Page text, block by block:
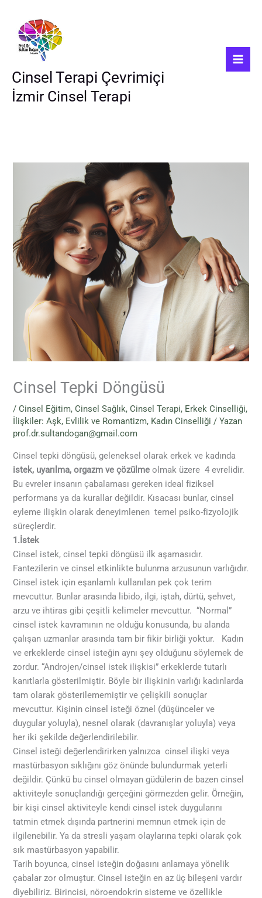
Cinsel Terapi Çevrimiçi
İzmir Cinsel Terapi
Cinsel Tepki Döngüsü
/Cinsel Eğitim,Cinsel Sağlık,Cinsel Terapi, Erkek Cinselliği,
İlişkiler: Aşk, Evlilik ve Romantizm, Kadın Cinselliği / Yazan
prof.dr.sultandogan@gmail.com
Cinsel tepki döngüsü, geleneksel olarak erkek ve kadında
istek, uyarılma, orgazm ve çözülme olmak üzere 4 evrelidir.
Bu evreler insanın çabalaması gereken ideal fiziksel
performans ya da kurallar değildir. Kısacası bunlar, cinsel
eyleme ilişkin olarak deneyimlenen temel psiko-fizyolojik
süreçlerdir.
1.İstek
Cinsel istek, cinsel tepki döngüsü ilk aşamasıdır.
Fantezilerin ve cinsel etkinlikte bulunma arzusunun varlığıdır.
Cinsel istek için eşanlamlı kullanılan pek çok terim
mevcuttur. Bunlar arasında libido, ilgi, iştah, dürtü, şehvet,
arzu ve ihtiras gibi çeşitli kelimeler mevcuttur. “Normal”
cinsel istek kavramının ne olduğu konusunda, bu alanda
çalışan uzmanlar arasında tam bir fikir birliği yoktur. Kadın
ve erkeklerde cinsel isteğin aynı şey olduğunu söylemek de
zordur. “Androjen/cinsel istek ilişkisi” erkeklerde tutarlı
kanıtlarla gösterilmiştir. Böyle bir ilişkinin varlığı kadınlarda
tam olarak gösterilememiştir ve çelişkili sonuçlar
mevcuttur. Kişinin cinsel isteği öznel (düşünceler ve
duygular yoluyla), nesnel olarak (davranışlar yoluyla) veya
her iki şekilde değerlendirilebilir.
Cinsel isteği değerlendirirken yalnızca cinsel ilişki veya
mastürbasyon sıklığını göz önünde bulundurmak yeterli
değildir. Çünkü bu cinsel olmayan güdülerin de bazen cinsel
aktiviteyle sonuçlandığı gerçeğini görmezden gelir. Örneğin,
bir kişi cinsel aktiviteyle kendi cinsel istek duygularını
tatmin etmek dışında partnerini memnun etmek için de
ilgilenebilir. Ya da stresli yaşam olaylarına tepki olarak çok
sık mastürbasyon yapabilir.
Tarih boyunca, cinsel isteğin doğasını anlamaya yönelik
çabalar zor olmuştur. Cinsel isteğin en az üç bileşeni vardır
diyebiliriz. Birincisi, nöroendokrin sisteme ve özellikle